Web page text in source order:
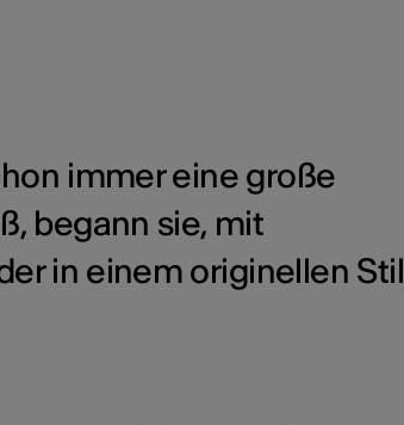
immer eine große
begann sie, mit
in einem originellen Stil